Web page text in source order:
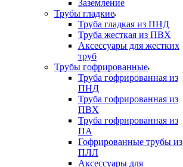
Заземление
Трубы гладкие
Труба гладкая из ПНД
Труба жесткая из ПВХ
Аксессуары для жестких
труб
Трубы гофрированные
Труба гофрированная из
ПНД
Труба гофрированная из
ПВХ
Труба гофрированная из
ПА
Гофрированные трубы из
ПЛЛ
Аксессуары для